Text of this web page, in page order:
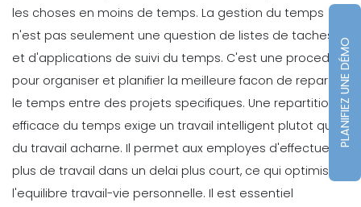
les choses en moins de temps. La gestion du temps
n'est pas seulement une question de listes de taches
et d'applications de suivi du temps. C'est une procedure
pour organiser et planifier la meilleure facon de repartir
le temps entre des projets specifiques. Une repartition
efficace du temps exige un travail intelligent plutot que
du travail acharne. Il permet aux employes d'effectuer
plus de travail dans un delai plus court, ce qui optimise
l'equilibre travail-vie personnelle. Il est essentiel
PLANIFIEZ UNE DÉMO